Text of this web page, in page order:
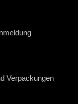
Verpackungen